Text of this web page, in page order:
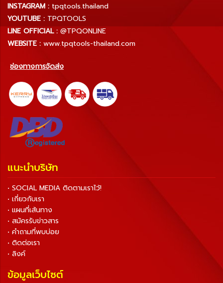
INSTAGRAM : tpqtools.thailand
YOUTUBE : TPQTOOLS
LINE OFFICIAL : @TPQONLINE
WEBSITE : www.tpqtools-thailand.com
ช่องทางการจัดส่ง
แนะนำบริษัท
• SOCIAL MEDIA ติดตามเราไว้!
• เกี่ยวกับเรา
• แผนที่เส้นทาง
• สมัครรับข่าวสาร
• คำถามที่พบบ่อย
• ติดต่อเรา
• ลิงค์
ข้อมูลเว็บไซต์